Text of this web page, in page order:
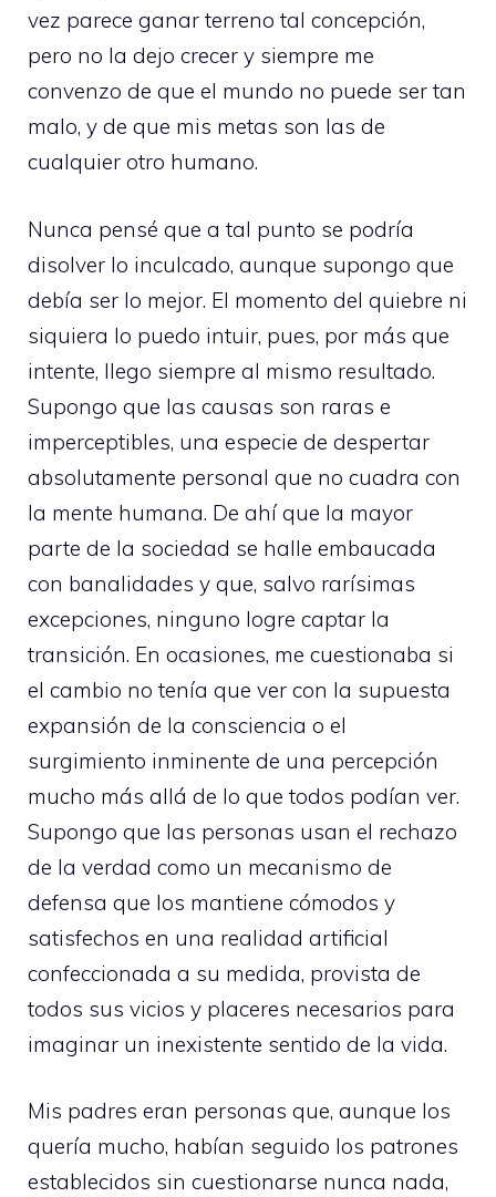
vez parece ganar terreno tal concepción,
pero no la dejo crecer y siempre me
convenzo de que el mundo no puede ser tan
malo, y de que mis metas son las de
cualquier otro humano.
Nunca pensé que a tal punto se podría
disolver lo inculcado, aunque supongo que
debía ser lo mejor. El momento del quiebre ni
siquiera lo puedo intuir, pues, por más que
intente, llego siempre al mismo resultado.
Supongo que las causas son raras e
imperceptibles, una especie de despertar
absolutamente personal que no cuadra con
la mente humana. De ahí que la mayor
parte de la sociedad se halle embaucada
con banalidades y que, salvo rarísimas
excepciones, ninguno logre captar la
transición. En ocasiones, me cuestionaba si
el cambio no tenía que ver con la supuesta
expansión de la consciencia o el
surgimiento inminente de una percepción
mucho más allá de lo que todos podían ver.
Supongo que las personas usan el rechazo
de la verdad como un mecanismo de
defensa que los mantiene cómodos y
satisfechos en una realidad artificial
confeccionada a su medida, provista de
todos sus vicios y placeres necesarios para
imaginar un inexistente sentido de la vida.
Mis padres eran personas que, aunque los
quería mucho, habían seguido los patrones
establecidos sin cuestionarse nunca nada,